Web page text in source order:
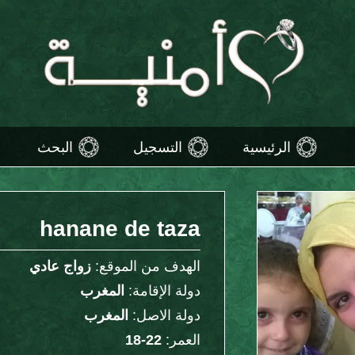
الرئيسية التسجيل البحث
hanane de taza
الهدف من الموقع: زواج عادي
دولة الإقامة: المغرب
دولة الاصل: المغرب
العمر: 22-18